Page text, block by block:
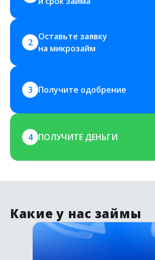
2
Оставьте заявку
на микрозайм
3 Получите одобрение
4 ПОЛУЧИТЕ ДЕНЬГИ
Какие у нас займы